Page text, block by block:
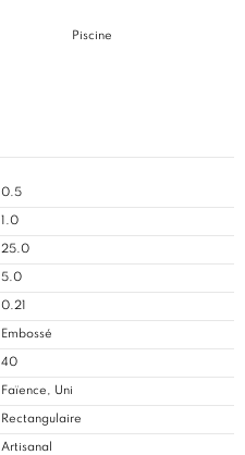
Piscine
0.5
1.0
25.0
5.0
0.21
Embossé
40
Faïence, Uni
Rectangulaire
Artisanal